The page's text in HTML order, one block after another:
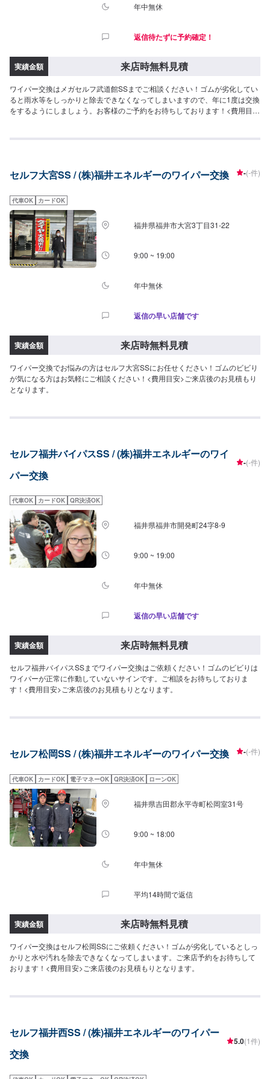
年中無休
返信待たずに予約確定！
実績金額 来店時無料見積
ワイパー交換はメガセルフ武道館SSまでご相談ください！ゴムが劣化してい
ると雨水等をしっかりと除去できなくなってしまいますので、年に1度は交換
をするようにしましょう。お客様のご予約をお待ちしております！<費用目安
セルフ大宮SS / (株)福井エネルギーのワイパー交換 -(-件)
代車OK カードOK
福井県福井市大宮3丁目31-22
9:00 ~ 19:00
年中無休
返信の早い店舗です
実績金額 来店時無料見積
ワイパー交換でお悩みの方はセルフ大宮SSにお任せください！ゴムのビビり
が気になる方はお気軽にご相談ください！<費用目安>ご来店後のお見積もり
となります。
セルフ福井バイパスSS / (株)福井エネルギーのワイ
パー交換
-(-件)
代車OK カードOK QR決済OK
福井県福井市開発町24字8-9
9:00 ~ 19:00
年中無休
返信の早い店舗です
実績金額 来店時無料見積
セルフ福井バイパスSSまでワイパー交換はご依頼ください！ゴムのビビりは
ワイパーが正常に作動していないサインです。ご相談をお待ちしておりま
す！<費用目安>ご来店後のお見積もりとなります。
セルフ松岡SS / (株)福井エネルギーのワイパー交換 -(-件)
代車OK カードOK 電子マネーOK QR決済OK ローンOK
福井県吉田郡永平寺町松岡室31号
9:00 ~ 18:00
年中無休
平均14時間で返信
実績金額 来店時無料見積
ワイパー交換はセルフ松岡SSにご依頼ください！ゴムが劣化しているとしっ
かりと水や汚れを除去できなくなってしまいます。ご来店予約をお待ちして
おります！<費用目安>ご来店後のお見積もりとなります。
セルフ福井西SS / (株)福井エネルギーのワイパー
交換
5.0(1件)